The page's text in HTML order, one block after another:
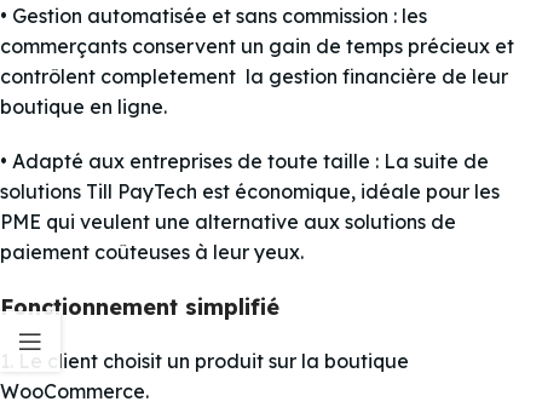
• Gestion automatisée et sans commission : les
commerçants conservent un gain de temps précieux et
contrôlent completement la gestion financière de leur
boutique en ligne.
• Adapté aux entreprises de toute taille : La suite de
solutions Till PayTech est économique, idéale pour les
PME qui veulent une alternative aux solutions de
paiement coûteuses à leur yeux.
Fonctionnement simplifié
1. Le client choisit un produit sur la boutique
WooCommerce.